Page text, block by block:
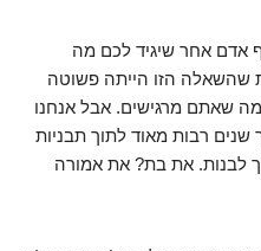
אדם אחר שיגיד לכם מה
שהשאלה הזו הייתה פשוטה
שאתם מרגישים. אבל אנחנו
רבות מאוד לתוך תבניות
לבנות. את בת? את אמורה